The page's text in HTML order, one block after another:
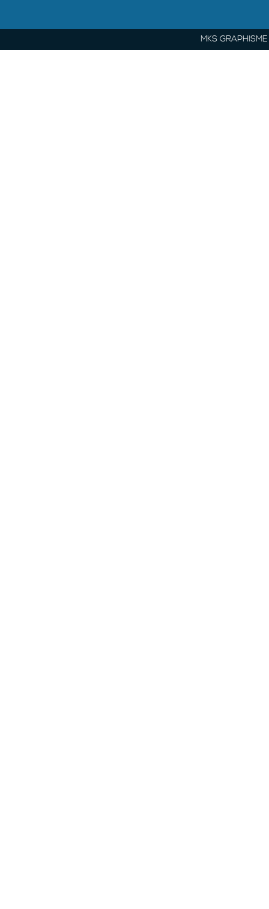
MKS GRAPHISME